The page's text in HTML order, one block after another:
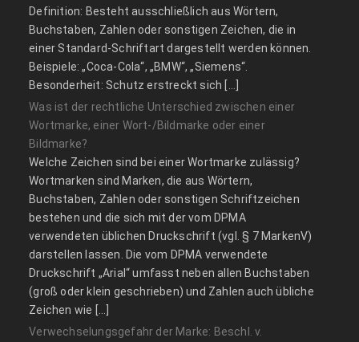
Definition: Besteht ausschließlich aus Wörtern,
Buchstaben, Zahlen oder sonstigen Zeichen, die in
einer Standard-Schriftart dargestellt werden können.
Beispiele: „Coca-Cola“, „BMW“, „Siemens“.
Besonderheit: Schutz erstreckt sich […]
Was ist der rechtliche Unterschied zwischen einer
Wortmarke, einer Wort-/Bildmarke oder einer
Bildmarke?
Welche Zeichen sind bei einer Wortmarke zulässig?
Wortmarken sind Marken, die aus Wörtern,
Buchstaben, Zahlen oder sonstigen Schriftzeichen
bestehen und die sich mit der vom DPMA
verwendeten üblichen Druckschrift (vgl. § 7 MarkenV)
darstellen lassen. Die vom DPMA verwendete
Druckschrift „Arial“ umfasst neben allen Buchstaben
(groß oder klein geschrieben) und Zahlen auch übliche
Zeichen wie […]
Verwechselungsgefahr der Marke: Beschl. v.